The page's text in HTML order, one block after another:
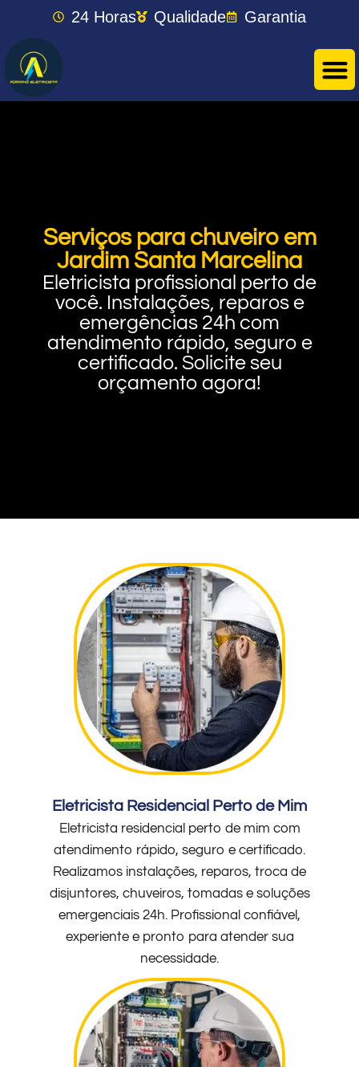
24 Horas Qualidade Garantia
Serviços para chuveiro em
Jardim Santa Marcelina
Eletricista profissional perto de
você. Instalações, reparos e
emergências 24h com
atendimento rápido, seguro e
certificado. Solicite seu
orçamento agora!
Eletricista Residencial Perto de Mim
Eletricista residencial perto de mim com
atendimento rápido, seguro e certificado.
Realizamos instalações, reparos, troca de
disjuntores, chuveiros, tomadas e soluções
emergenciais 24h. Profissional confiável,
experiente e pronto para atender sua
necessidade.